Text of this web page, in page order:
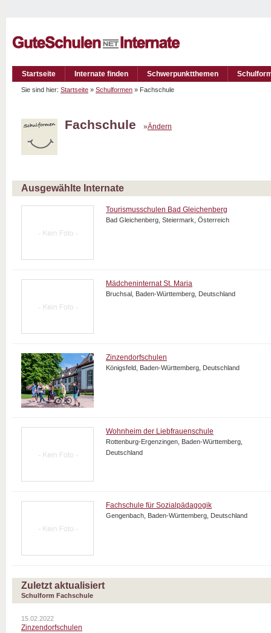
Startseite Internate finden Schwerpunktthemen
Sie sind hier: Startseite » Schulformen » Fachschule
Fachschule »Ändern
Ausgewählte Internate
Tourismusschulen Bad Gleichenberg
Bad Gleichenberg, Steiermark, Österreich
Mädcheninternat St. Maria
Bruchsal, Baden-Württemberg, Deutschland
Zinzendorfschulen
Königsfeld, Baden-Württemberg, Deutschland
Wohnheim der Liebfrauenschule
Rottenburg-Ergenzingen, Baden-Württemberg,
Deutschland
Fachschule für Sozialpädagogik
Gengenbach, Baden-Württemberg, Deutschland
Zuletzt aktualisiert
Schulform Fachschule
15.02.2022
Zinzendorfschulen